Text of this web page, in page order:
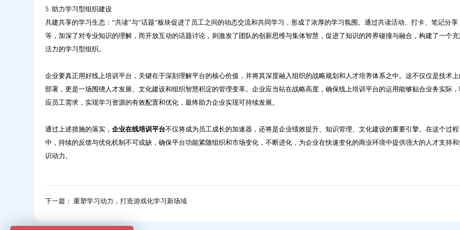
5. 助力学习型组织建设
共建共享的学习生态：“共读”与“话题”板块促进了员工之间的动态交流和共同学习，形成了浓厚的学习氛围。通过共读活动、打卡、笔记分享
等，加深了对专业知识的理解，而开放互动的话题讨论，则激发了团队的创新思维与集体智慧，促进了知识的跨界碰撞与融合，构建了一个
活力的学习型组织。
企业要真正用好线上培训平台，关键在于深刻理解平台的核心价值，并将其深度融入组织的战略规划和人才培养体系之中。这不仅仅是技术上
部署，更是一场围绕人才发展、文化建设和组织智慧积淀的管理变革。企业应当站在战略高度，确保线上培训平台的运用能够贴合业务实际，
应员工需求，实现学习资源的有效配置和优化，最终助力企业实现可持续发展。
通过上述措施的落实， 企业在线培训平台不仅将成为员工成长的加速器，还将是企业绩效提升、知识管理、文化建设的重要引擎。在这个过程
中，持续的反馈与优化机制不可或缺，确保平台功能紧随组织和市场变化，不断进化，为企业在快速变化的商业环境中提供强大的人才支持和
识动力。
下一篇： 重塑学习动力，打造游戏化学习新场域